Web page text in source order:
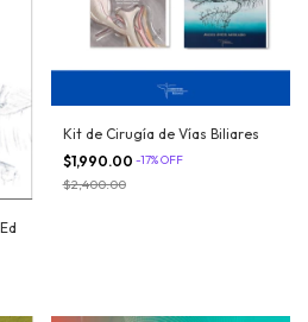
Kit de Cirugía de Vías Biliares
$1,990.00 -17%OFF
$2,400.00